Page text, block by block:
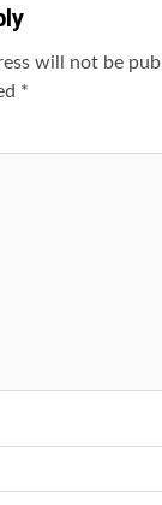
will not be
*